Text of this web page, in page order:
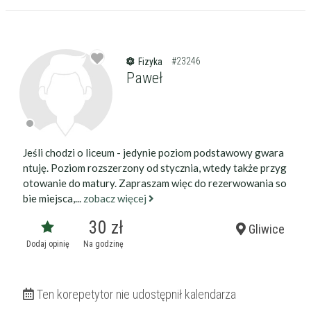
Płeć korepetytora
kobieta
Fizyka #23246
Paweł
Jeśli chodzi o liceum - jedynie poziom podstawowy gwara
ntuję. Poziom rozszerzony od stycznia, wtedy także przyg
otowanie do matury. Zapraszam więc do rezerwowania so
bie miejsca,... zobacz więcej
Dodaj opinię
30 zł
Na godzinę
Gliwice
Ten korepetytor nie udostępnił kalendarza